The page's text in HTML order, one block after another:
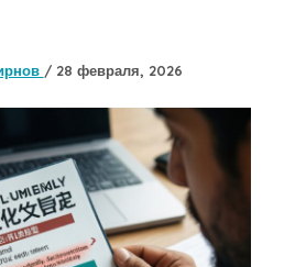
/ 28 февраля, 2026